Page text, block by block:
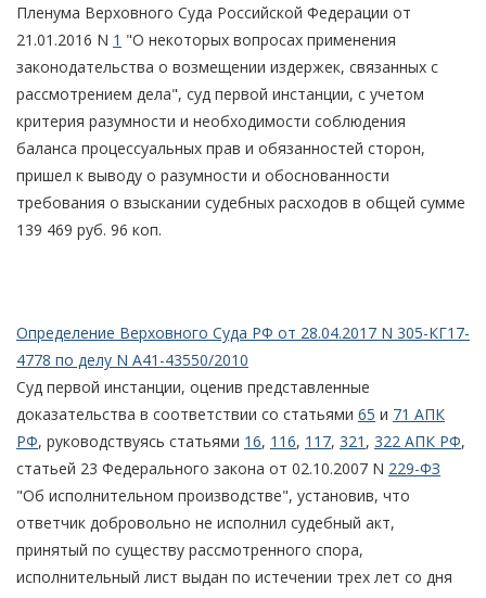
Пленума Верховного Суда Российской Федерации от
21.01.2016 N 1 "О некоторых вопросах применения
законодательства о возмещении издержек, связанных с
рассмотрением дела", суд первой инстанции, с учетом
критерия разумности и необходимости соблюдения
баланса процессуальных прав и обязанностей сторон,
пришел к выводу о разумности и обоснованности
требования о взыскании судебных расходов в общей сумме
139 469 руб. 96 коп.
Определение Верховного Суда РФ от 28.04.2017 N 305-КГ17-
4778 по делу N А41-43550/2010
Суд первой инстанции, оценив представленные
доказательства в соответствии со статьями 65 и 71 АПК
РФ, руководствуясь статьями 16, 116, 117, 321 , 322 АПК РФ,
статьей 23 Федерального закона от 02.10.2007 N 229-ФЗ
"Об исполнительном производстве", установив, что
ответчик добровольно не исполнил судебный акт,
принятый по существу рассмотренного спора,
исполнительный лист выдан по истечении трех лет со дня